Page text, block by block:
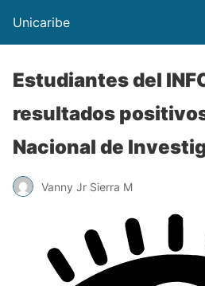
Unicaribe
Estudiantes del
resultados
Nacional de
Vanny Jr Sierra M